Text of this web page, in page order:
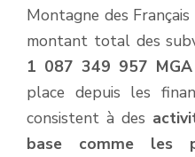
Montagne des
montant total des
1 087 349 957 MGA
place depuis les
consistent à des
base comme les